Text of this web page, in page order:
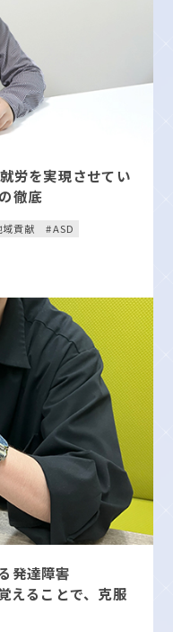
労を実現させてい
徹底
域貢献 ASD
発達障害
えることで、克服